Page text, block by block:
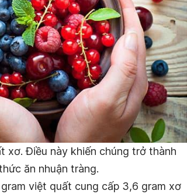
xơ. Điều này khiến chúng trở thành
ăn nhuận tràng.
việt quất cung cấp 3,6 gram xơ